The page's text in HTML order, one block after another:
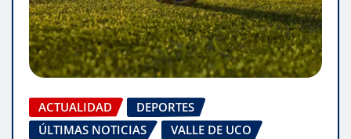
ACTUALIDAD
DEPORTES
ÚLTIMAS NOTICIAS
VALLE DE UCO